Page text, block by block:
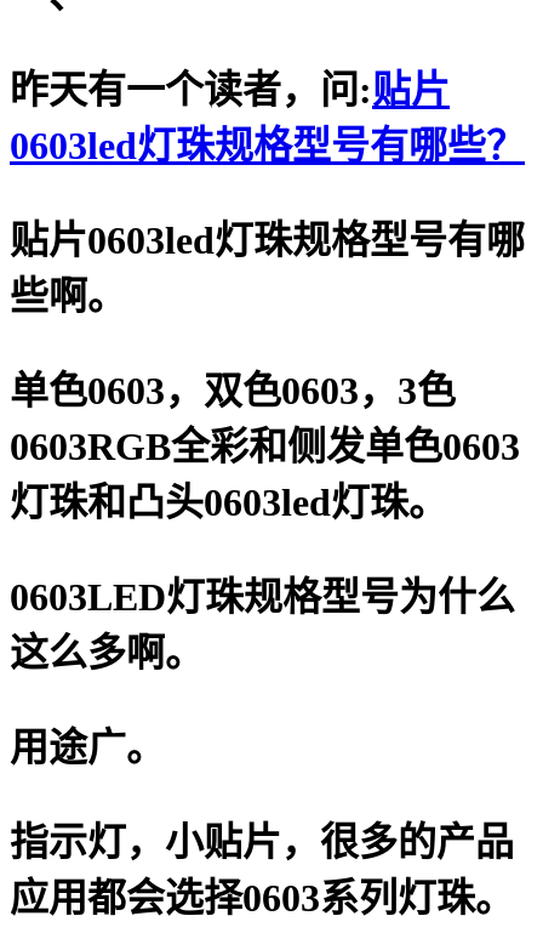
昨天有一个读者，问:贴片
0603led灯珠规格型号有哪些？
贴片0603led灯珠规格型号有哪
些啊。
单色0603，双色0603，3色
0603RGB全彩和侧发单色0603
灯珠和凸头0603led灯珠。
0603LED灯珠规格型号为什么
这么多啊。
用途广。
指示灯，小贴片，很多的产品
应用都会选择0603系列灯珠。